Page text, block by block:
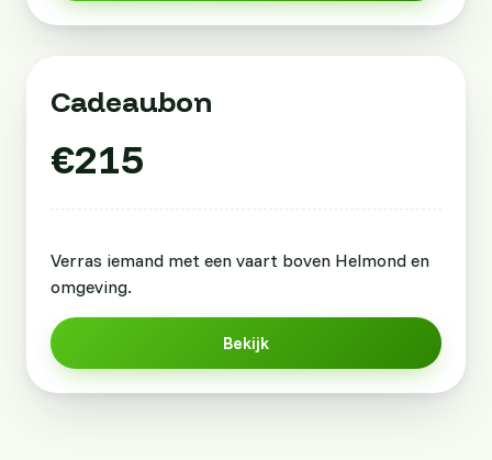
Cadeaubon
€215
Verras iemand met een vaart boven Helmond en
omgeving.
Bekijk